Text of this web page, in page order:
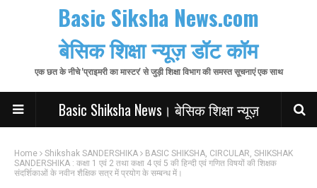
Basic Siksha News.com
बेसिक शिक्षा न्यूज़ डॉट कॉम
एक छत के नीचे 'प्राइमरी का मास्टर' से जुड़ी शिक्षा विभाग की समस्त सूचनाएं एक साथ
Basic Shiksha News। बेसिक शिक्षा न्यूज़
Home Shikshak SANDERSHIKA
BASIC SHIKSHA, CIRCULAR, SHIKSHAK
SANDERSHIKA : कक्षा 1 एवं 2 तथा कक्षा 4 एवं 5 की हिन्दी एवं गणित विषयों की शिक्षक
संदर्शिकाओं के नवीन शैक्षिक सत्र में प्रयोग के सम्बन्ध में।